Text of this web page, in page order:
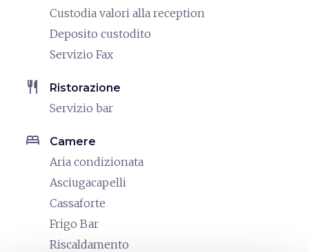
Custodia valori alla reception
Deposito custodito
Servizio Fax
restaurant Ristorazione
Servizio bar
bed Camere
Aria condizionata
Asciugacapelli
Cassaforte
Frigo Bar
Riscaldamento